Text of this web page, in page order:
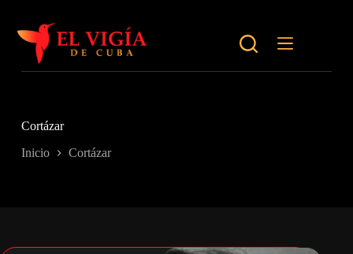
contenido
Cortázar
Inicio Cortázar